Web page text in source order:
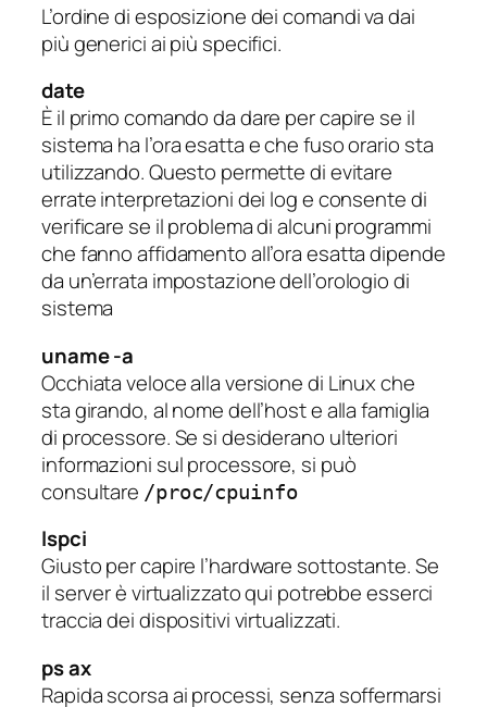
L’ordine di esposizione dei comandi va dai
più generici ai più specifici.
date
È il primo comando da dare per capire se il
sistema ha l’ora esatta e che fuso orario sta
utilizzando. Questo permette di evitare
errate interpretazioni dei log e consente di
verificare se il problema di alcuni programmi
che fanno affidamento all’ora esatta dipende
da un’errata impostazione dell’orologio di
sistema
uname -a
Occhiata veloce alla versione di Linux che
sta girando, al nome dell’host e alla famiglia
di processore. Se si desiderano ulteriori
informazioni sul processore, si può
consultare /proc/cpuinfo
lspci
Giusto per capire l’hardware sottostante. Se
il server è virtualizzato qui potrebbe esserci
traccia dei dispositivi virtualizzati.
ps ax
Rapida scorsa ai processi, senza soffermarsi